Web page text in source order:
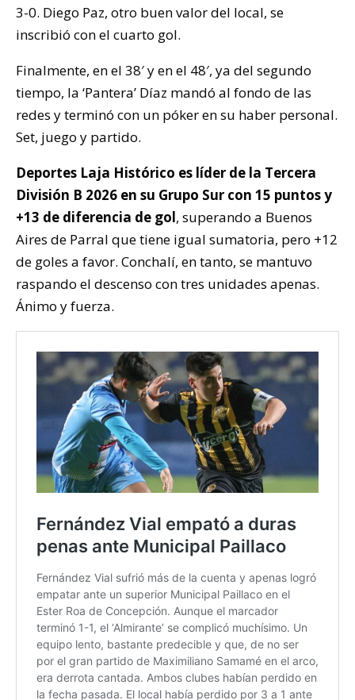
3-0. Diego Paz, otro buen valor del local, se
inscribió con el cuarto gol.
Finalmente, en el 38′ y en el 48′, ya del segundo
tiempo, la ‘Pantera’ Díaz mandó al fondo de las
redes y terminó con un póker en su haber personal.
Set, juego y partido.
Deportes Laja Histórico es líder de la Tercera
División B 2026 en su Grupo Sur con 15 puntos y
+13 de diferencia de gol, superando a Buenos
Aires de Parral que tiene igual sumatoria, pero +12
de goles a favor. Conchalí, en tanto, se mantuvo
raspando el descenso con tres unidades apenas.
Ánimo y fuerza.